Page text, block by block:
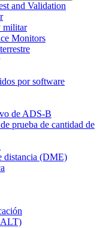
and Validation
militar
Monitors
por software
de ADS-B
prueba de cantidad de
distancia (DME)